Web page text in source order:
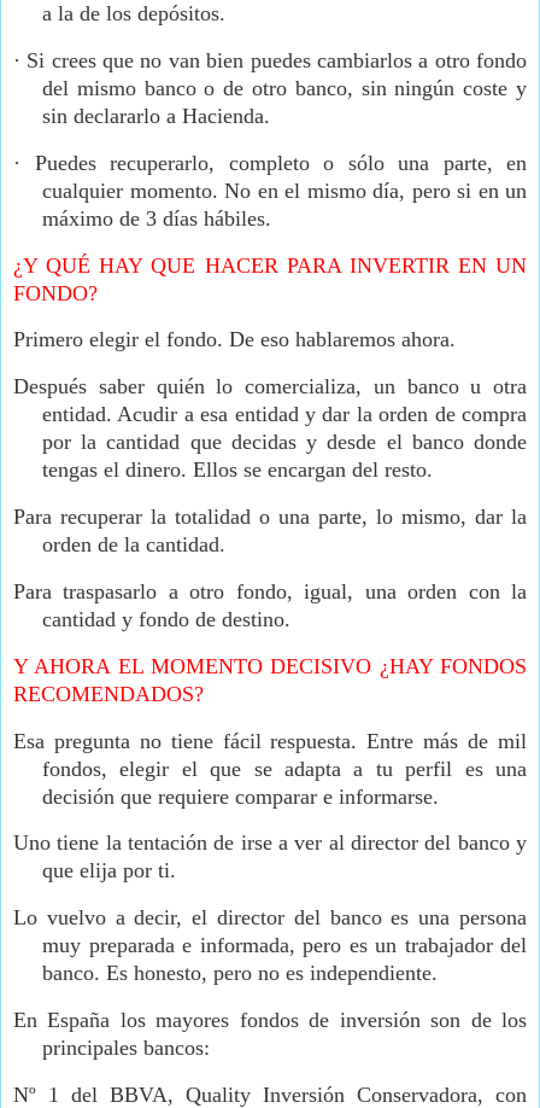
a la de los depósitos.
· Si crees que no van bien puedes cambiarlos a otro fondo
del mismo banco o de otro banco, sin ningún coste y
sin declararlo a Hacienda.
·
Puedes recuperarlo, completo o sólo una parte, en
cualquier momento. No en el mismo día, pero si en un
máximo de 3 días hábiles.
¿Y QUÉ HAY QUE HACER PARA INVERTIR EN UN
FONDO?
Primero elegir el fondo. De eso hablaremos ahora.
Después saber quién lo comercializa, un banco u otra
entidad. Acudir a esa entidad y dar la orden de compra
por la cantidad que decidas y desde el banco donde
tengas el dinero. Ellos se encargan del resto.
Para recuperar la totalidad o una parte, lo mismo, dar la
orden de la cantidad.
Para traspasarlo a otro fondo, igual, una orden con la
cantidad y fondo de destino.
Y AHORA EL MOMENTO DECISIVO ¿HAY FONDOS
RECOMENDADOS?
Esa pregunta no tiene fácil respuesta. Entre más de mil
fondos, elegir el que se adapta a tu perfil es una
decisión que requiere comparar e informarse.
Uno tiene la tentación de irse a ver al director del banco y
que elija por ti.
Lo vuelvo a decir, el director del banco es una persona
muy preparada e informada, pero es un trabajador del
banco. Es honesto, pero no es independiente.
En España los mayores fondos de inversión son de los
principales bancos:
Nº 1 del BBVA, Quality Inversión Conservadora, con